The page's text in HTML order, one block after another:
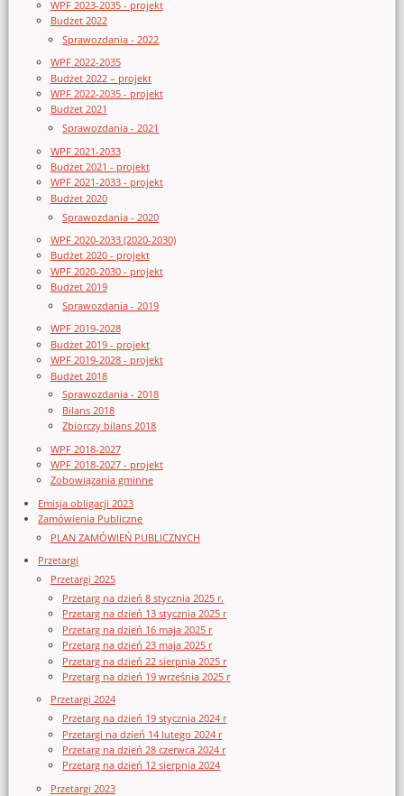
WPF 2023-2035 - projekt
Budżet 2022
Sprawozdania - 2022
WPF 2022-2035
Budżet 2022 – projekt
WPF 2022-2035 - projekt
Budżet 2021
Sprawozdania - 2021
WPF 2021-2033
Budżet 2021 - projekt
WPF 2021-2033 - projekt
Budżet 2020
Sprawozdania - 2020
WPF 2020-2033 (2020-2030)
Budżet 2020 - projekt
WPF 2020-2030 - projekt
Budżet 2019
Sprawozdania - 2019
WPF 2019-2028
Budżet 2019 - projekt
WPF 2019-2028 - projekt
Budżet 2018
Sprawozdania - 2018
Bilans 2018
Zbiorczy bilans 2018
WPF 2018-2027
WPF 2018-2027 - projekt
Zobowiązania gminne
Emisja obligacji 2023
Zamówienia Publiczne
PLAN ZAMÓWIEŃ PUBLICZNYCH
Przetargi
Przetargi 2025
Przetarg na dzień 8 stycznia 2025 r.
Przetarg na dzień 13 stycznia 2025 r
Przetarg na dzień 16 maja 2025 r
Przetarg na dzień 23 maja 2025 r
Przetarg na dzień 22 sierpnia 2025 r
Przetarg na dzień 19 września 2025 r
Przetargi 2024
Przetarg na dzień 19 stycznia 2024 r
Przetargi na dzień 14 lutego 2024 r
Przetarg na dzień 28 czerwca 2024 r
Przetarg na dzień 12 sierpnia 2024
Przetargi 2023